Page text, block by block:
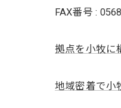
FAX番号 :
拠点を小牧に
地域密着で小